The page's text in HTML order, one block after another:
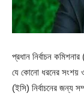
প্রধান নির্বাচন
যে কোনো ধরনের সংশয় ও
(ইসি) নির্বাচনের জন্য